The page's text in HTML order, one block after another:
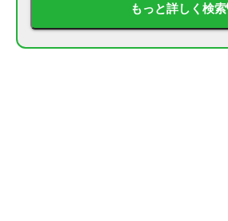
もっと詳しく検索